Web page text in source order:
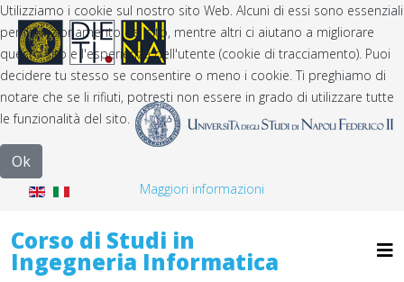
Corso di Studi in
Ingegneria Informatica
Utilizziamo i cookie sul nostro sito Web. Alcuni di essi sono essenziali
per il funzionamento del sito, mentre altri ci aiutano a migliorare
questo sito e l'esperienza dell'utente (cookie di tracciamento). Puoi
decidere tu stesso se consentire o meno i cookie. Ti preghiamo di
notare che se li rifiuti, potresti non essere in grado di utilizzare tutte
le funzionalità del sito.
Ok
Maggiori informazioni